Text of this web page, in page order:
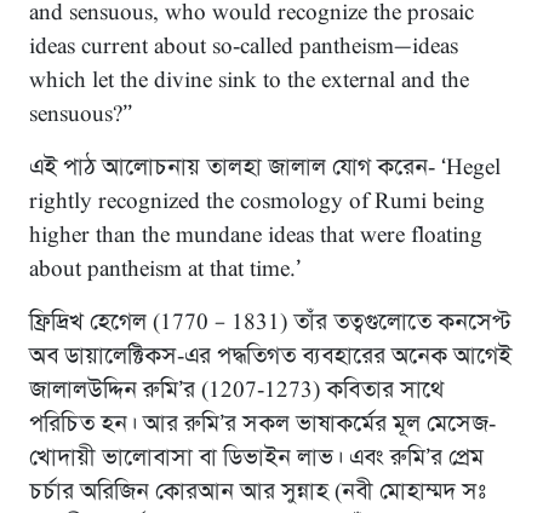
and sensuous, who would recognize the prosaic
ideas current about so-called pantheism—ideas
which let the divine sink to the external and the
sensuous?”
এই পাঠ আলোচনায় তালহা জালাল যোগ করেন- ‘Hegel
rightly recognized the cosmology of Rumi being
higher than the mundane ideas that were floating
about pantheism at that time.’
ফ্রিদ্রিখ হেগেল (1770 – 1831) তাঁর তত্বগুলোতে কনসেপ্ট
অব ডায়ালেক্টিকস-এর পদ্ধতিগত ব্যবহারের অনেক আগেই
জালালউদ্দিন রুমি’র (1207-1273) কবিতার সাথে
পরিচিত হন। আর রুমি’র সকল ভাষাকর্মের মূল মেসেজ-
খোদায়ী ভালোবাসা বা ডিভাইন লাভ। এবং রুমি’র প্রেম
চর্চার অরিজিন কোরআন আর সুন্নাহ (নবী মোহাম্মদ সঃ